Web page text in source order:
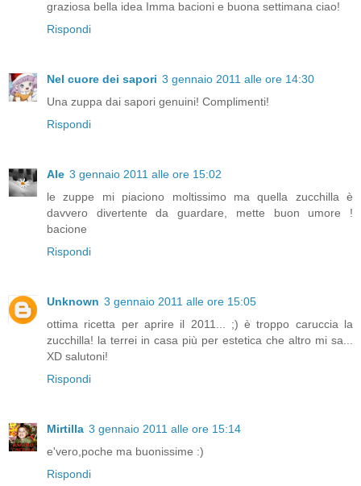
graziosa bella idea Imma bacioni e buona settimana ciao!
Rispondi
Nel cuore dei sapori 3 gennaio 2011 alle ore 14:30
Una zuppa dai sapori genuini! Complimenti!
Rispondi
Ale 3 gennaio 2011 alle ore 15:02
le zuppe mi piaciono moltissimo ma quella zucchilla è
davvero divertente da guardare, mette buon umore !
bacione
Rispondi
Unknown 3 gennaio 2011 alle ore 15:05
ottima ricetta per aprire il 2011... ;) è troppo caruccia la
zucchilla! la terrei in casa più per estetica che altro mi sa...
XD salutoni!
Rispondi
Mirtilla 3 gennaio 2011 alle ore 15:14
e'vero,poche ma buonissime :)
Rispondi